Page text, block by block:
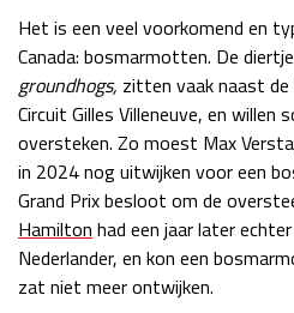
Kwalificatie
Race
LAS VEGAS GRAND PRIX
Kwalificatie
Race
GP ABU DHABI 2026
Kwalificatie
Race
Het is een veel voorkomend en
Canada: bosmarmotten. De
groundhogs, zitten vaak naast de
Circuit Gilles Villeneuve, en willen
oversteken. Zo moest Max
in 2024 nog uitwijken voor een
Grand Prix besloot om de
Hamilton had een jaar later
Nederlander, en kon een
zat niet meer ontwijken.